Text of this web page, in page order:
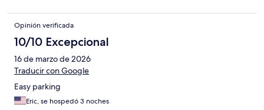
Opinión verificada
10/10 Excepcional
16 de marzo de 2026
Traducir con Google
Easy parking
Eric, se hospedó 3 noches